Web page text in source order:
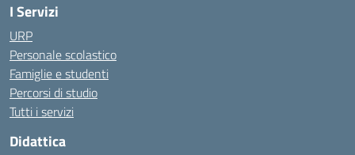
I Servizi
URP
Personale scolastico
Famiglie e studenti
Percorsi di studio
Tutti i servizi
Didattica